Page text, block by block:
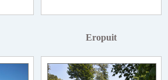
Eropuit